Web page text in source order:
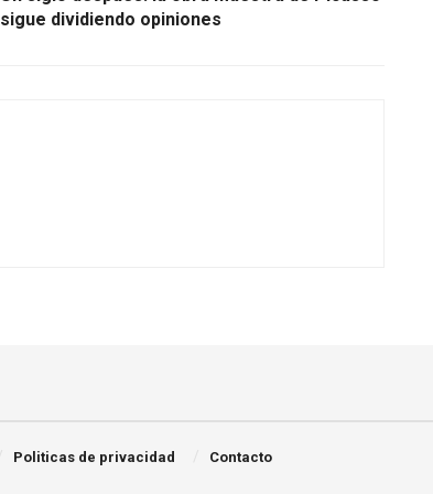
sigue dividiendo opiniones
Politicas de privacidad Contacto